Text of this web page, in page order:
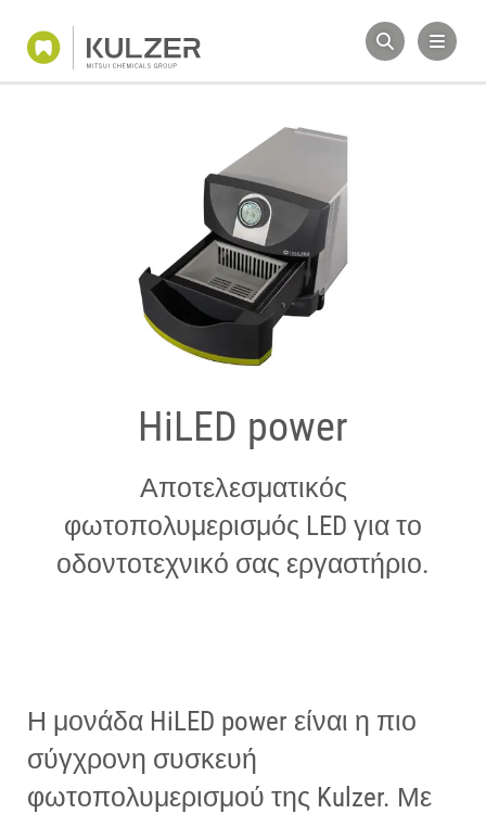
HiLED power
Αποτελεσματικός
φωτοπολυμερισμός LED για το
οδοντοτεχνικό σας εργαστήριο.
Η μονάδα HiLED power είναι η πιο
σύγχρονη συσκευή
φωτοπολυμερισμού της Kulzer. Με